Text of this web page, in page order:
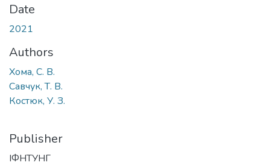
Date
2021
Authors
Хома, С. В.
Савчук, Т. В.
Костюк, У. З.
Publisher
ІФНТУНГ